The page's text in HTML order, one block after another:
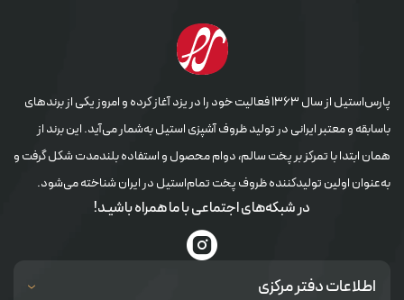
پارس‌استیل از سال ۱۳۶۳ فعالیت خود را در یزد آغاز کرده و امروز یکی از برندهای
باسابقه و معتبر ایرانی در تولید ظروف آشپزی استیل به‌شمار می‌آید. این برند از
همان ابتدا با تمرکز بر پخت سالم، دوام محصول و استفاده بلندمدت شکل گرفت و
به‌عنوان اولین تولیدکننده ظروف پخت تمام‌استیل در ایران شناخته می‌شود.
در شبکه‌های اجتماعی با ما همراه باشیـد!
اطلاعات دفتر مرکزی